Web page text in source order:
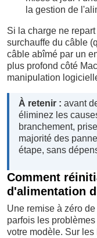
la gestion de
Si la charge ne
surchauffe du câble
câble abîmé par un
plus profond côté
manipulation
À retenir : avant
éliminez les
branchement,
majorité des
étape, sans
Comment
d'alimentation
Une remise à zéro
parfois les
votre modèle. Sur